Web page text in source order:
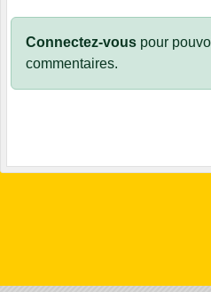
Connectez-vous pour
commentaires.